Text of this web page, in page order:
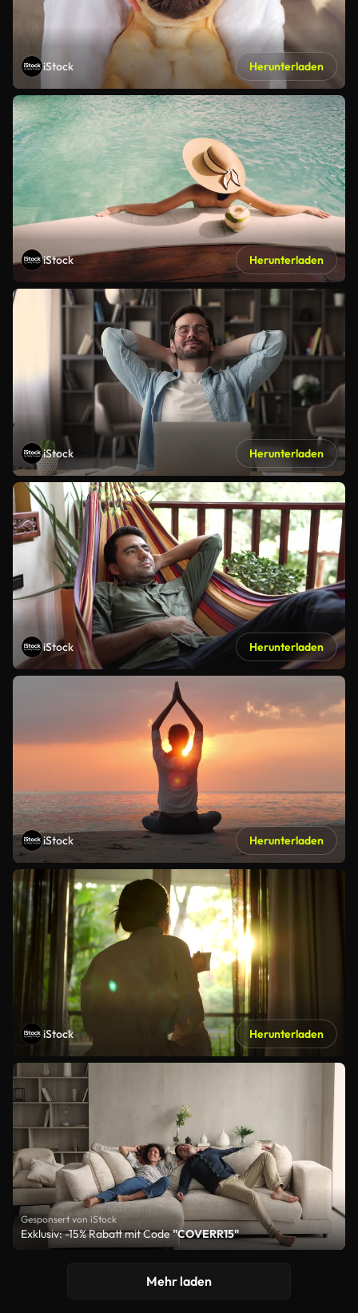
iStock Herunterladen
iStock Herunterladen
iStock Herunterladen
iStock Herunterladen
iStock Herunterladen
iStock Herunterladen
Gesponsert von iStock
Exklusiv: -15% Rabatt mit Code"COVERR15"
Mehr laden